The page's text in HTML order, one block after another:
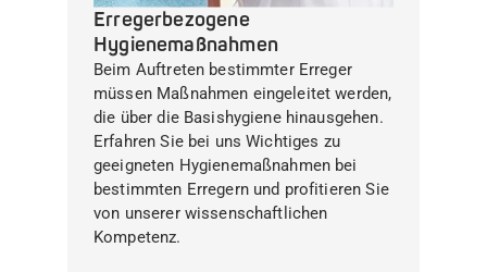
Erregerbezogene
Hygienemaßnahmen
Beim Auftreten bestimmter Erreger
müssen Maßnahmen eingeleitet werden,
die über die Basishygiene hinausgehen.
Erfahren Sie bei uns Wichtiges zu
geeigneten Hygienemaßnahmen bei
bestimmten Erregern und profitieren Sie
von unserer wissenschaftlichen
Kompetenz.